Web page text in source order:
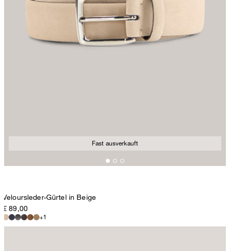
Fast ausverkauft
Veloursleder-Gürtel in Beige
€ 89,00
+1